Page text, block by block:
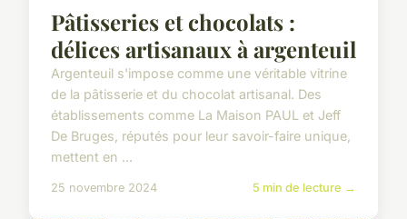
Pâtisseries et chocolats :
délices artisanaux à argenteuil
Argenteuil s'impose comme une véritable vitrine
de la pâtisserie et du chocolat artisanal. Des
établissements comme La Maison PAUL et Jeff
De Bruges, réputés pour leur savoir-faire unique,
mettent en ...
25 novembre 2024 5 min de lecture →